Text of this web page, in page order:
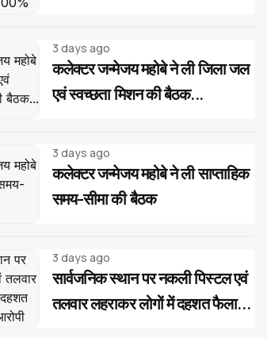
3 days ago
कलेक्टर जन्मेजय महोबे ने ली जिला जल
एवं स्वच्छता मिशन की बैठक...
3 days ago
कलेक्टर जन्मेजय महोबे ने ली साप्ताहिक
समय-सीमा की बैठक
3 days ago
सार्वजनिक स्थान पर नकली पिस्टल एवं
तलवार लहराकर लोगों में दहशत फैलाने